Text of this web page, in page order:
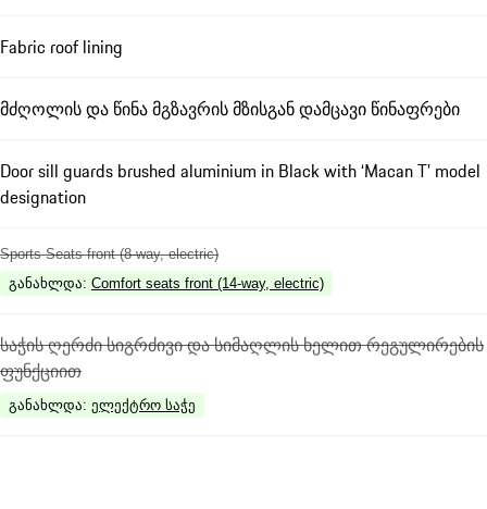
Fabric roof lining
მძღოლის და წინა მგზავრის მზისგან დამცავი წინაფრები
Door sill guards brushed aluminium in Black with ‘Macan T’ model
designation
Sports Seats front (8-way, electric)
განახლდა: Comfort seats front (14-way, electric)
საჭის ღერძი სიგრძივი და სიმაღლის ხელით რეგულირების
ფუნქციით
განახლდა: ელექტრო საჭე